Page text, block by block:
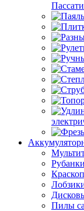
Рубанки
Пилы